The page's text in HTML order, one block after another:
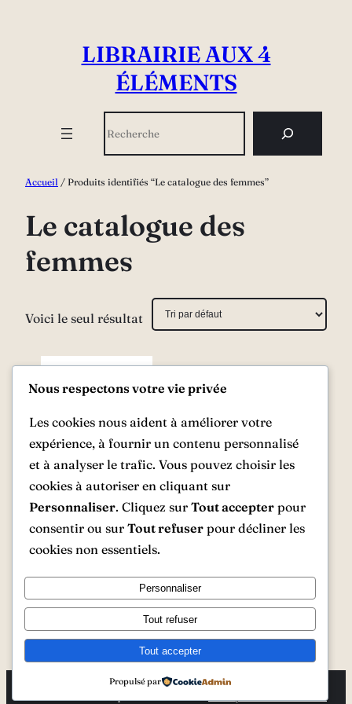
LIBRAIRIE AUX 4
ÉLÉMENTS
Accueil / Produits identifiés “Le catalogue des femmes”
Le catalogue des
femmes
Voici le seul résultat
Politique de confidentialité
Nous respectons votre vie privée
Les cookies nous aident à améliorer votre
expérience, à fournir un contenu personnalisé
et à analyser le trafic. Vous pouvez choisir les
cookies à autoriser en cliquant sur
Personnaliser. Cliquez sur Tout accepter pour
consentir ou sur Tout refuser pour décliner les
cookies non essentiels.
Personnaliser
Tout refuser
Tout accepter
Propulsé par